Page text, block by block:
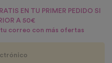
EN TU PRIMER PEDIDO SI
A 50€
correo con más ofertas